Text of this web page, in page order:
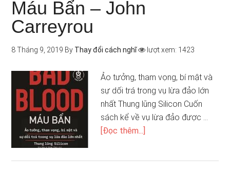
Máu Bẩn – John
Carreyrou
8 Tháng 9, 2019 By Thay đổi cách nghĩ lượt xem: 1423
Ảo tưởng, tham vọng, bí mật và
sự dối trá trong vụ lừa đảo lớn
nhất Thung lũng Silicon Cuốn
sách kể về vụ lừa đảo được …
[Đọc thêm...]